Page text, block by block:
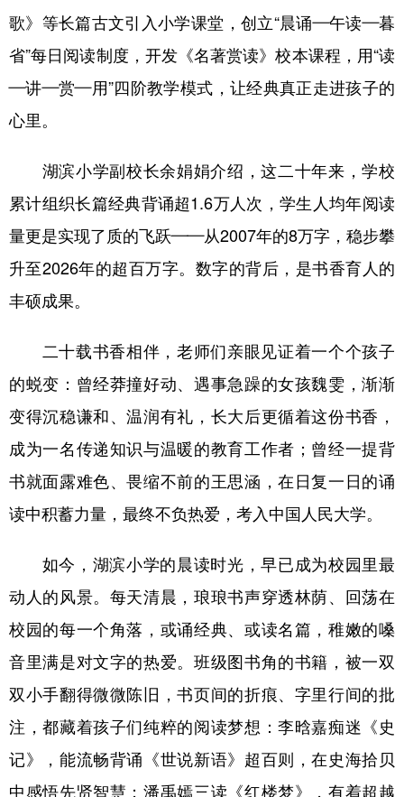
歌》等长篇古文引入小学课堂，创立“晨诵—午读—暮
省”每日阅读制度，开发《名著赏读》校本课程，用“读
—讲—赏—用”四阶教学模式，让经典真正走进孩子的
心里。
湖滨小学副校长余娟娟介绍，这二十年来，学校
累计组织长篇经典背诵超1.6万人次，学生人均年阅读
量更是实现了质的飞跃——从2007年的8万字，稳步攀
升至2026年的超百万字。数字的背后，是书香育人的
丰硕成果。
二十载书香相伴，老师们亲眼见证着一个个孩子
的蜕变：曾经莽撞好动、遇事急躁的女孩魏雯，渐渐
变得沉稳谦和、温润有礼，长大后更循着这份书香，
成为一名传递知识与温暖的教育工作者；曾经一提背
书就面露难色、畏缩不前的王思涵，在日复一日的诵
读中积蓄力量，最终不负热爱，考入中国人民大学。
如今，湖滨小学的晨读时光，早已成为校园里最
动人的风景。每天清晨，琅琅书声穿透林荫、回荡在
校园的每一个角落，或诵经典、或读名篇，稚嫩的嗓
音里满是对文字的热爱。班级图书角的书籍，被一双
双小手翻得微微陈旧，书页间的折痕、字里行间的批
注，都藏着孩子们纯粹的阅读梦想：李晗嘉痴迷《史
记》，能流畅背诵《世说新语》超百则，在史海拾贝
中感悟先贤智慧；潘禹嫣三读《红楼梦》，有着超越